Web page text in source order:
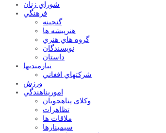
شوراي زنان
فرهنگي
گنجينه
هنرپيشه ها
گروه هاي هنري
نويسندگان
داستان
نيازمنديها
شرکتهاي افغاني
ورزش
امورپناهندگي
وکلاي پناهجويان
تظاهرات
ملاقات ها
سيمينارها